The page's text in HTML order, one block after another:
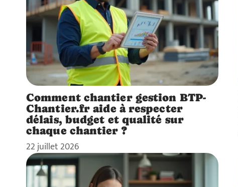
Comment chantier gestion BTP-
Chantier.fr aide à respecter
délais, budget et qualité sur
chaque chantier ?
22 juillet 2026